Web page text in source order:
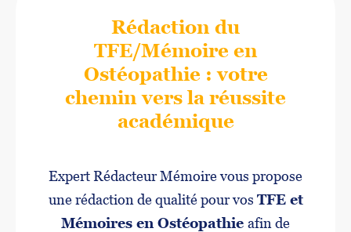
Rédaction du
TFE/Mémoire en
Ostéopathie : votre
chemin vers la réussite
académique
Expert Rédacteur Mémoire vous propose
une rédaction de qualité pour vos TFE et
Mémoires en Ostéopathie afin de